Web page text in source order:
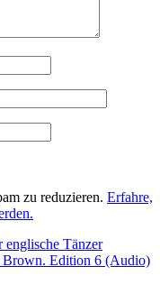
zu reduzieren. Erfahre,
Tänzer
Brown. Edition 6 (Audio)